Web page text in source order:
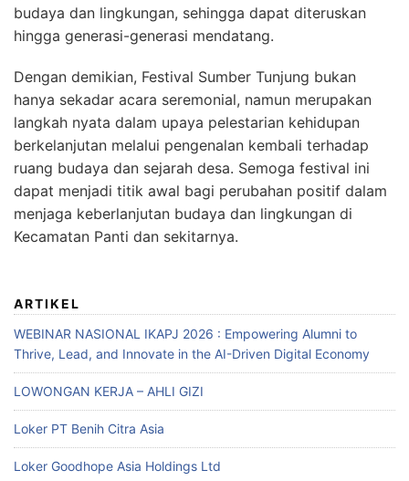
budaya dan lingkungan, sehingga dapat diteruskan
hingga generasi-generasi mendatang.
Dengan demikian, Festival Sumber Tunjung bukan
hanya sekadar acara seremonial, namun merupakan
langkah nyata dalam upaya pelestarian kehidupan
berkelanjutan melalui pengenalan kembali terhadap
ruang budaya dan sejarah desa. Semoga festival ini
dapat menjadi titik awal bagi perubahan positif dalam
menjaga keberlanjutan budaya dan lingkungan di
Kecamatan Panti dan sekitarnya.
ARTIKEL
WEBINAR NASIONAL IKAPJ 2026 : Empowering Alumni to
Thrive, Lead, and Innovate in the AI-Driven Digital Economy
LOWONGAN KERJA – AHLI GIZI
Loker PT Benih Citra Asia
Loker Goodhope Asia Holdings Ltd